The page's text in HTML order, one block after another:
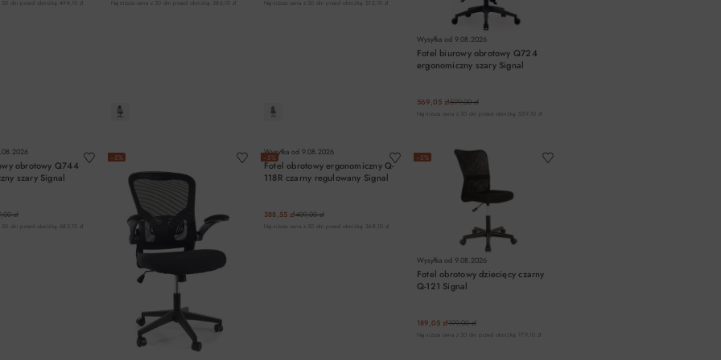
30 dni przed obniżką: 494,10 zł Najniższa cena z 30 dni przed obniżką: 386,10 zł Najniższa cena z 30 dni przed obniżką: 512,10 zł
Wysyłka od 9.08.2026
Fotel biurowy obrotowy Q724
ergonomiczny szary Signal
569,05 zł599,00 zł
Najniższa cena z 30 dni przed obniżką: 539,10 zł
obrotowy Q744
szary Signal
zł
30 dni przed obniżką: 683,10 zł
−5% −5%
Wysyłka od 9.08.2026
Fotel obrotowy ergonomiczny Q-
118R czarny regulowany Signal
388,55 zł409,00 zł
Najniższa cena z 30 dni przed obniżką: 368,10 zł
−5%
Wysyłka od 9.08.2026
Fotel obrotowy dziecięcy czarny
Q-121 Signal
189,05 zł199,00 zł
Najniższa cena z 30 dni przed obniżką: 179,10 zł